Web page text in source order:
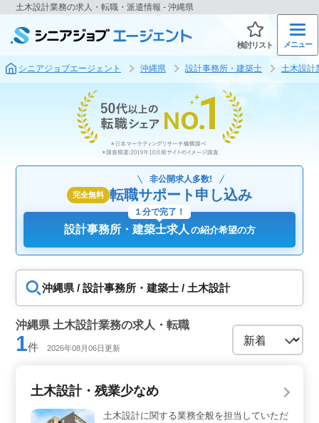
土木設計業務の求人・転職・派遣情報 - 沖縄県
検討リスト メニュー
シニアジョブエージェント 沖縄県 設計事務所・建築士 土木設計
完全無料
非公開求人多数!
転職サポート申し込み
設計事務所・建築士求人 の紹介希望の方
１分で完了！
沖縄県 / 設計事務所・建築士 / 土木設計
沖縄県 土木設計業務の求人・転職
1件 2026年08月06日更新
土木設計・残業少なめ
土木設計に関する業務全般を担当していただ